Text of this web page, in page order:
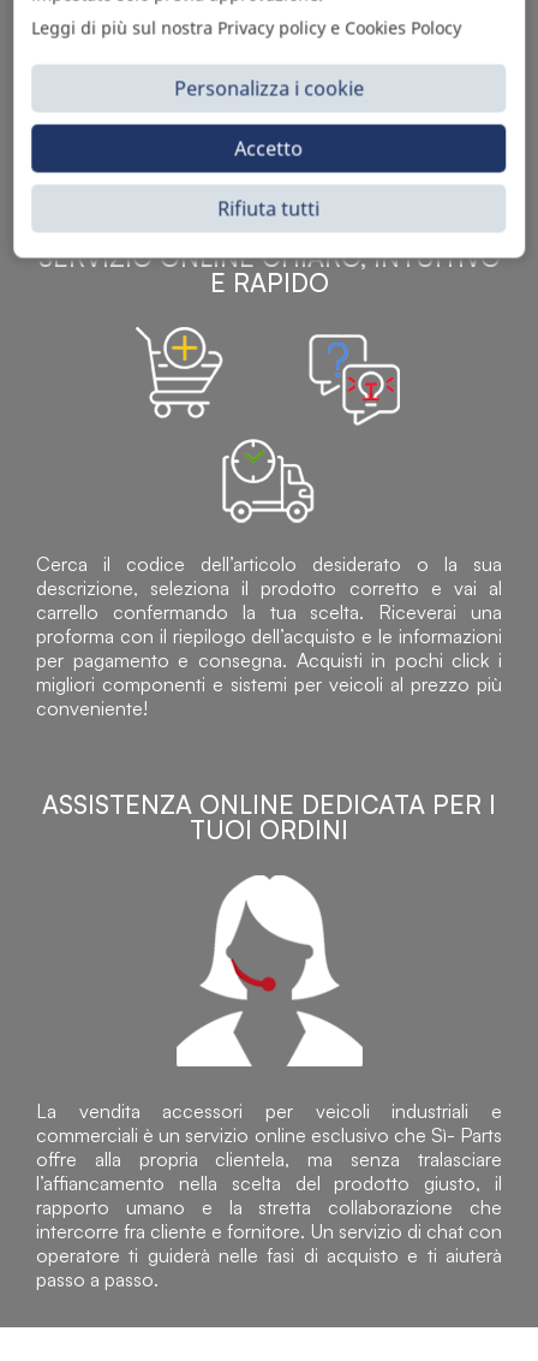
Sì Parts S.r.l. è leader nella distribuzione e vendita di
accessori per veicoli off-highway. Riconosciuto in tutto
il mondo per l’elevato standard qualitativo dei prodotti a
catalogo, attraverso la vendita B2B del ricco
assortimento di articoli originali rivolti a ricambisti,
officine meccaniche, aziende con parco macchine.
SERVIZIO ONLINE CHIARO, INTUITIVO
E RAPIDO
Cerca il codice dell’articolo desiderato o la sua
descrizione, seleziona il prodotto corretto e vai al
carrello confermando la tua scelta. Riceverai una
proforma con il riepilogo dell’acquisto e le informazioni
per pagamento e consegna. Acquisti in pochi click i
migliori componenti e sistemi per veicoli al prezzo più
conveniente!
ASSISTENZA ONLINE DEDICATA PER I
TUOI ORDINI
La vendita accessori per veicoli industriali e
commerciali è un servizio online esclusivo che Sì- Parts
offre alla propria clientela, ma senza tralasciare
l’affiancamento nella scelta del prodotto giusto, il
rapporto umano e la stretta collaborazione che
intercorre fra cliente e fornitore. Un servizio di chat con
operatore ti guiderà nelle fasi di acquisto e ti aiuterà
passo a passo.
Leggi di più sul nostra Privacy policy e Cookies Polocy
Personalizza i cookie
Rifiuta tutti
Accetto